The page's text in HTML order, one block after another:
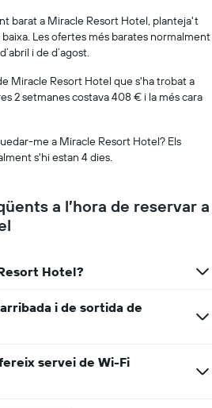
barat a Miracle Resort Hotel, planteja't
Les ofertes més barates normalment
i de d’agost.
Miracle Resort Hotel que s'ha trobat a
2 setmanes costava 408 € i la més cara
me a Miracle Resort Hotel? Els
s'hi estan 4 dies.
a l’hora de reservar a
Hotel?
i de sortida de
servei de Wi-Fi